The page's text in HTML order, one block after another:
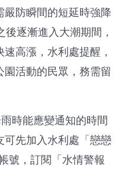
防瞬間的短延時強降
逐漸進入大潮期間，
高漲，水利處提醒，
活動的民眾，務需留
時能應變通知的時間
先加入水利處「戀戀
號，訂閱「水情警報